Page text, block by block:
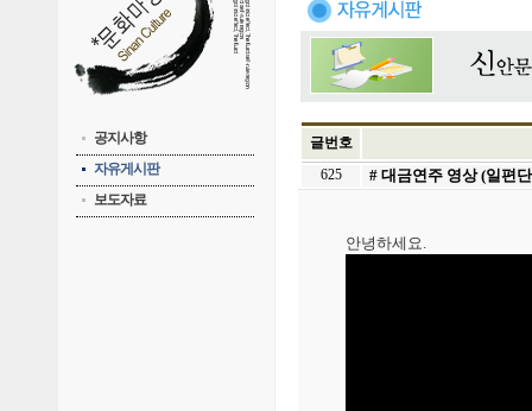
공지사항
자유게시판
보도자료
글번호
625
# 대금연주 영상 (일편
안녕하세요.